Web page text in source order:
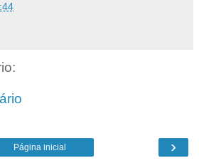
›
Página inicial